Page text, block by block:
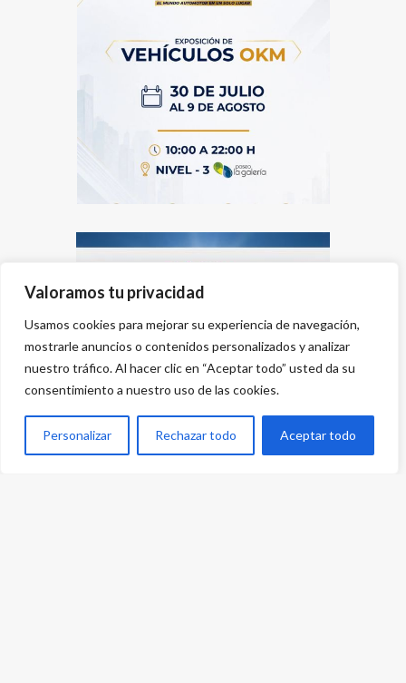
Valoramos tu privacidad
Usamos cookies para mejorar su experiencia de navegación,
mostrarle anuncios o contenidos personalizados y analizar
nuestro tráfico. Al hacer clic en “Aceptar todo” usted da su
consentimiento a nuestro uso de las cookies.
Personalizar Rechazar todo Aceptar todo